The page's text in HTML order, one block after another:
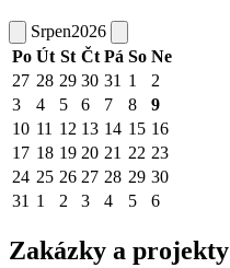
Srpen2026
Po Út St Čt Pá So Ne
27 28 29 30 31 1
2
3
4 5 6 7 8
9
10 11 12 13 14 15 16
17 18 19 20 21 22 23
24 25 26 27 28 29 30
31 1 2 3 4 5 6
Zakázky a projekty